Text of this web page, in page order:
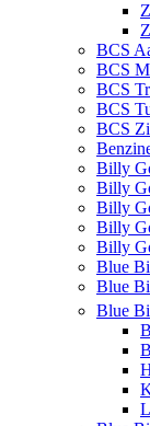
BCS
BCS
BCS
BCS
BCS
Billy
Billy
Billy
Billy
Billy
Blue
Blue
Blue